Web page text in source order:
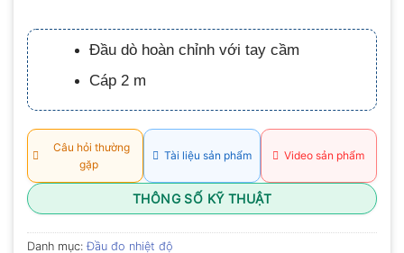
xếp
hạng
0.0
5
sao
Đầu dò hoàn chỉnh với tay cầm
Cáp 2 m
Câu hỏi thường
gặp
Tài liệu sản phẩm Video sản phẩm
THÔNG SỐ KỸ THUẬT
Danh mục:Đầu đo nhiệt độ